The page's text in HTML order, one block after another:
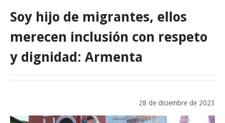
Soy hijo de migrantes, ellos
merecen inclusión con respeto
y dignidad: Armenta
28 de diciembre de 2023